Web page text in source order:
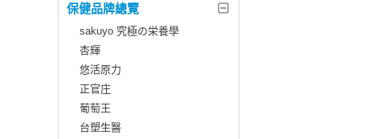
保健品牌總覽
sakuyo 究極の栄養學
杏輝
悠活原力
正官庄
葡萄王
台塑生醫